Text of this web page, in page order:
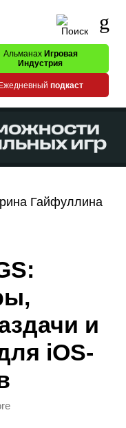
Альманах Игровая
Индустрия
подкаст
Гайфуллина
и
iOS-